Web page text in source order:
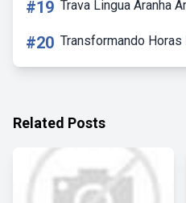
#19 Trava Lingua Aranha
#20 Transformando Horas
Related Posts